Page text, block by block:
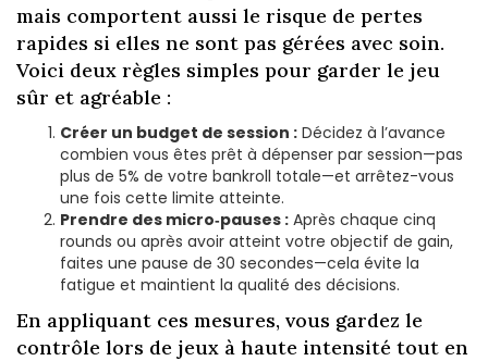
mais comportent aussi le risque de pertes
rapides si elles ne sont pas gérées avec soin.
Voici deux règles simples pour garder le jeu
sûr et agréable :
Créer un budget de session : Décidez à l’avance
combien vous êtes prêt à dépenser par session—pas
plus de 5% de votre bankroll totale—et arrêtez-vous
une fois cette limite atteinte.
Prendre des micro‑pauses : Après chaque cinq
rounds ou après avoir atteint votre objectif de gain,
faites une pause de 30 secondes—cela évite la
fatigue et maintient la qualité des décisions.
En appliquant ces mesures, vous gardez le
contrôle lors de jeux à haute intensité tout en